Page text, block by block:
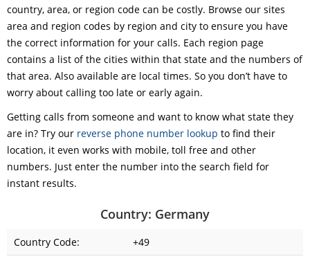
country, area, or region code can be costly. Browse our sites
area and region codes by region and city to ensure you have
the correct information for your calls. Each region page
contains a list of the cities within that state and the numbers of
that area. Also available are local times. So you don’t have to
worry about calling too late or early again.
Getting calls from someone and want to know what state they
are in? Try our reverse phone number lookup to find their
location, it even works with mobile, toll free and other
numbers. Just enter the number into the search field for
instant results.
Country: Germany
Country Code:
+49